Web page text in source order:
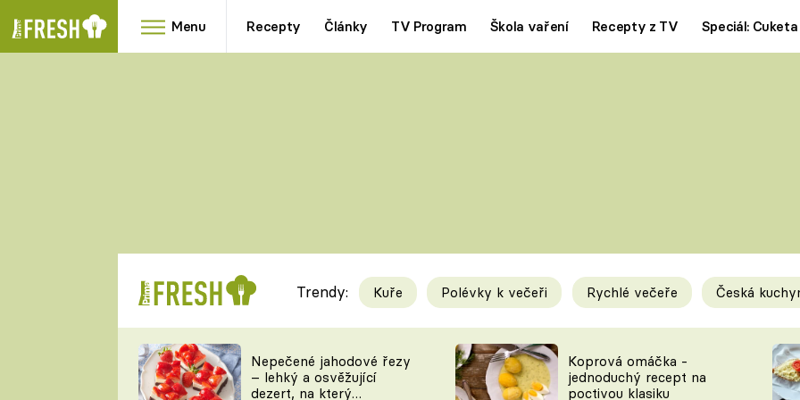
Menu Recepty Články TV Program Škola vaření Recepty z TV Speciál: Cuketa
RYCHLOVKY
Videorecepty
TEĎ VAŘÍ ŠÉF!
Tipy a triky
KAM ZA JÍDLEM
Trendy: Kuře Polévky k večeři Rychlé večeře Česká
Nepečené jahodové řezy
– lehký a osvěžující
dezert, na který
Koprová omáčka -
jednoduchý recept na
poctivou klasiku